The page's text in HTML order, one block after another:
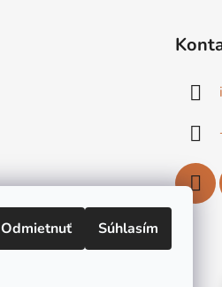
Odmietnuť Súhlasím